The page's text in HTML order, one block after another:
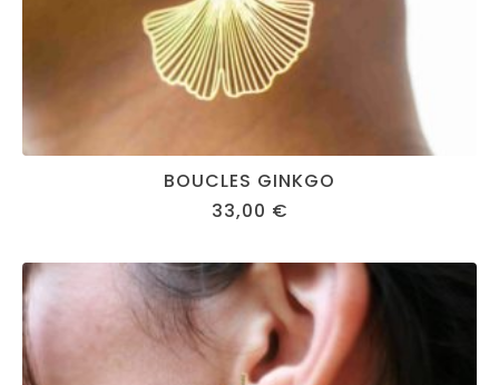
BOUCLES GINKGO
33,00 €